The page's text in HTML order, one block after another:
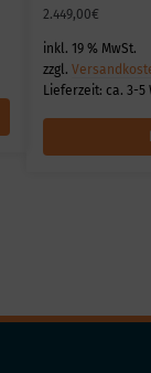
2.449,00€
inkl. 19 % MwSt.
zzgl.
Lieferzeit: ca. 3-5